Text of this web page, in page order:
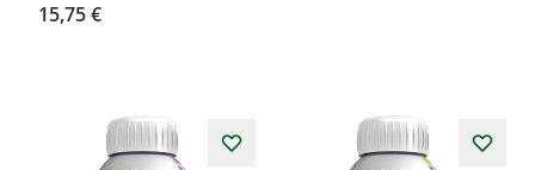
15,75 €